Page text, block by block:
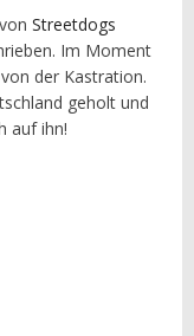
Streetdogs
Im Moment
der Kastration.
geholt und
auf ihn!